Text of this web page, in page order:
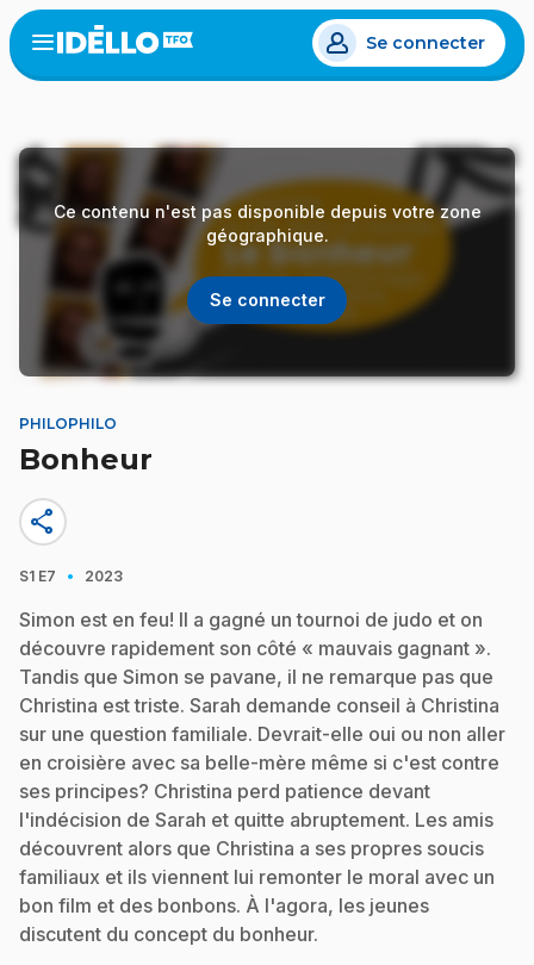
Aller
au
contenu
Open
menu
Se connecter
Ce contenu n'est pas disponible depuis votre zone
géographique.
Se connecter
PHILOPHILO
Bonheur
share
S1 E7 · 2023
Simon est en feu! Il a gagné un tournoi de judo et on
découvre rapidement son côté « mauvais gagnant ».
Tandis que Simon se pavane, il ne remarque pas que
Christina est triste. Sarah demande conseil à Christina
sur une question familiale. Devrait-elle oui ou non aller
en croisière avec sa belle-mère même si c'est contre
ses principes? Christina perd patience devant
l'indécision de Sarah et quitte abruptement. Les amis
découvrent alors que Christina a ses propres soucis
familiaux et ils viennent lui remonter le moral avec un
bon film et des bonbons. À l'agora, les jeunes
discutent du concept du bonheur.